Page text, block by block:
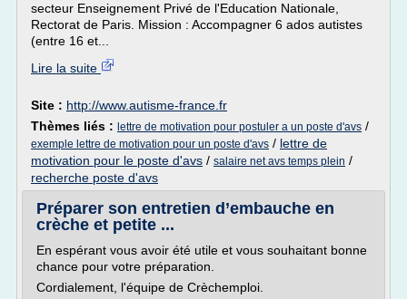
secteur Enseignement Privé de l'Education Nationale,
Rectorat de Paris. Mission : Accompagner 6 ados autistes
(entre 16 et...
Lire la suite
Site : http://www.autisme-france.fr
Thèmes liés : lettre de motivation pour postuler a un poste d'avs /
exemple lettre de motivation pour un poste d'avs / lettre de
motivation pour le poste d'avs / salaire net avs temps plein /
recherche poste d'avs
Préparer son entretien d’embauche en
crèche et petite ...
En espérant vous avoir été utile et vous souhaitant bonne
chance pour votre préparation.
Cordialement, l'équipe de Crèchemploi.